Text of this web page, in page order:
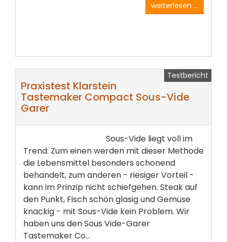
weiterlesen ...
Testbericht
Praxistest Klarstein
Tastemaker Compact Sous-Vide
Garer
Sous-Vide liegt voll im
Trend. Zum einen werden mit dieser Methode
die Lebensmittel besonders schonend
behandelt, zum anderen - riesiger Vorteil -
kann im Prinzip nicht schiefgehen. Steak auf
den Punkt, Fisch schön glasig und Gemüse
knackig - mit Sous-Vide kein Problem.­ Wir
haben uns den Sous Vide-Garer
Tastemaker­ Co...